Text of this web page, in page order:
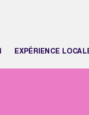
EXPÉRIENCE